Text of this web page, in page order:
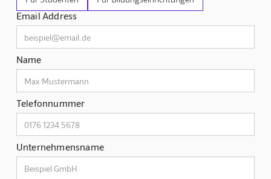
Email Address
Name
Telefonnummer
Unternehmensname